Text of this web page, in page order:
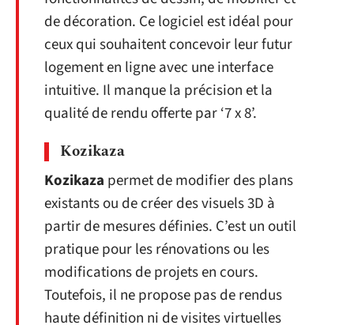
de décoration. Ce logiciel est idéal pour
ceux qui souhaitent concevoir leur futur
logement en ligne avec une interface
intuitive. Il manque la précision et la
qualité de rendu offerte par ‘7 x 8’.
Kozikaza
Kozikaza permet de modifier des plans
existants ou de créer des visuels 3D à
partir de mesures définies. C’est un outil
pratique pour les rénovations ou les
modifications de projets en cours.
Toutefois, il ne propose pas de rendus
haute définition ni de visites virtuelles